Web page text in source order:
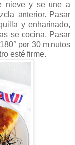
nieve y se une a
anterior. Pasar
y enharinado,
se cocina. Pasar
por 30 minutos
esté firme.